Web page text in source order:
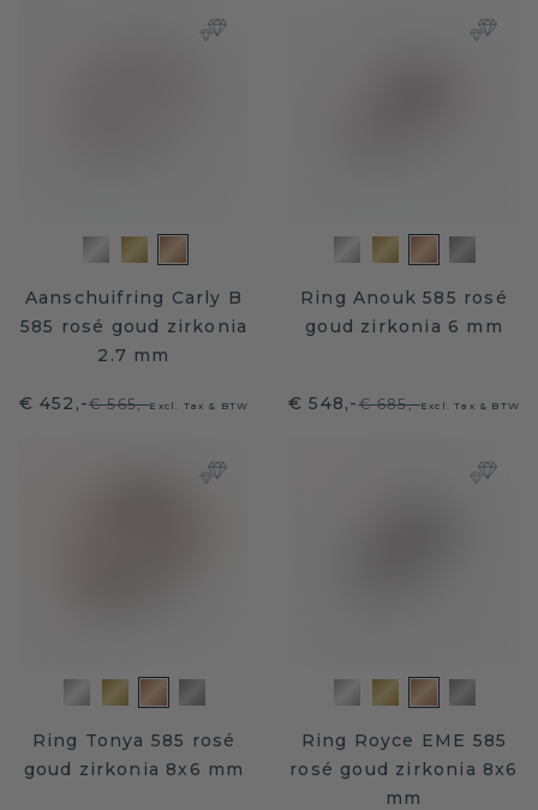
Aanschuifring Carly B
585 rosé goud zirkonia
2.7 mm
€ 452,-€ 565,-Excl. Tax & BTW
Ring Anouk 585 rosé
goud zirkonia 6 mm
€ 548,-€ 685,-Excl. Tax & BTW
Ring Tonya 585 rosé
goud zirkonia 8x6 mm
Ring Royce EME 585
rosé goud zirkonia 8x6
mm